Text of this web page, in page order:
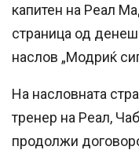
капитен на Реал
страница од
наслов „Модриќ
На насловната
тренер на Реал,
продолжи